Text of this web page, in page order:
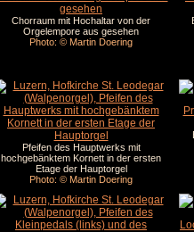
Chorraum mit Hochaltar von der
Orgelempore aus gesehen
Photo: © Martin Doering
Pfeifen des Hauptwerks mit
hochgebänktem Kornett in der ersten
Etage der Hauptorgel
Photo: © Martin Doering